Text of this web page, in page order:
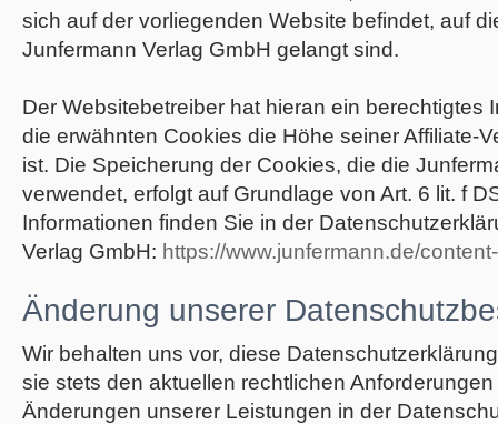
sich auf der vorliegenden Website befindet, auf
Junfermann Verlag GmbH gelangt sind.
Der Websitebetreiber hat hieran ein berechtigtes
die erwähnten Cookies die Höhe seiner Affiliate-
ist. Die Speicherung der Cookies, die die
verwendet, erfolgt auf Grundlage von Art. 6 lit. f
Informationen finden Sie in der
Verlag GmbH: https://www.junfermann.de/
Änderung unserer
Wir behalten uns vor, diese
sie stets den aktuellen rechtlichen
Änderungen unserer Leistungen in der